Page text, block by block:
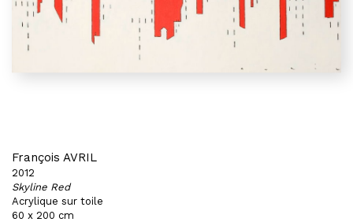
François AVRIL
2012
Skyline Red
Acrylique sur toile
60 x 200 cm